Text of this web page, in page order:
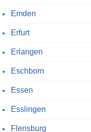
Emden
Erfurt
Erlangen
Eschborn
Essen
Esslingen
Flensburg